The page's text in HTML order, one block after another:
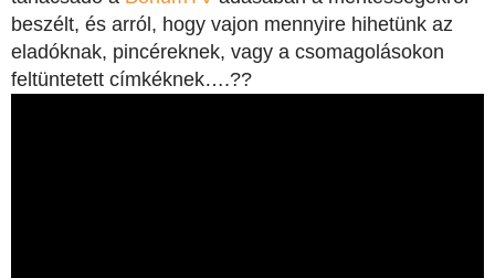
beszélt, és arról, hogy vajon mennyire hihetünk az
eladóknak, pincéreknek, vagy a csomagolásokon
feltüntetett címkéknek….??